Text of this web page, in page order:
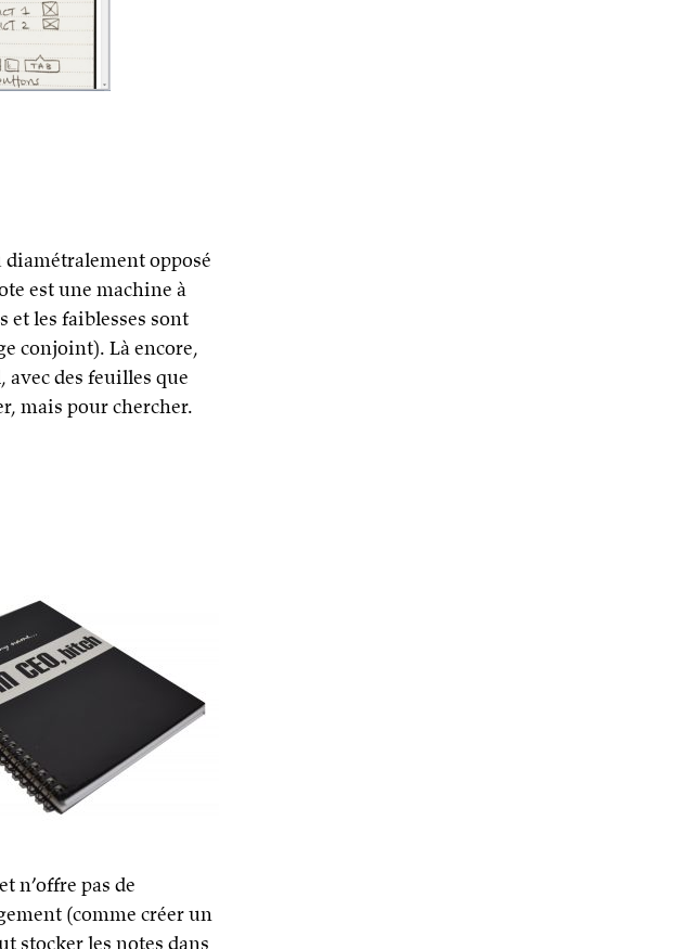
opposé
est une machine à
et les faiblesses sont
conjoint). Là encore,
des feuilles que
mais pour chercher.
n’offre pas de
(comme créer un
stocker les notes dans